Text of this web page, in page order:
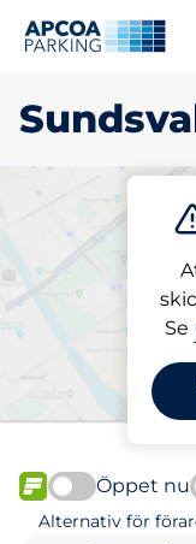
Se
Välj din
Sundsvall
FLÖDE
Öppet nu
Alternativ för